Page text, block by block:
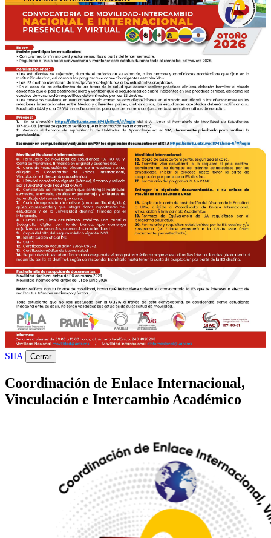
SIIA Cerrar
Coordinación de Enlace Internacional,
Vinculación e Intercambio Académico